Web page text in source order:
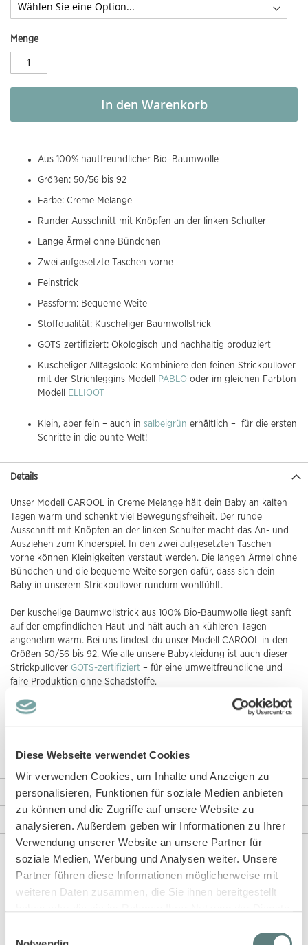
Diese Webseite verwendet Cookies
Wir verwenden Cookies, um Inhalte und Anzeigen zu
personalisieren, Funktionen für soziale Medien anbieten
zu können und die Zugriffe auf unsere Website zu
analysieren. Außerdem geben wir Informationen zu Ihrer
Verwendung unserer Website an unsere Partner für
soziale Medien, Werbung und Analysen weiter. Unsere
Partner führen diese Informationen möglicherweise mit
weiteren Daten zusammen, die Sie ihnen bereitgestellt
Menge
In den Warenkorb
Aus 100% hautfreundlicher Bio–Baumwolle
Größen: 50/56 bis 92
Farbe: Creme Melange
Runder Ausschnitt mit Knöpfen an der linken Schulter
Lange Ärmel ohne Bündchen
Zwei aufgesetzte Taschen vorne
Feinstrick
Passform: Bequeme Weite
Stoffqualität: Kuscheliger Baumwollstrick
GOTS zertifiziert: Ökologisch und nachhaltig produziert
Kuscheliger Alltagslook: Kombiniere den feinen Strickpullover
mit der Strichleggins Modell
PABLO oder im gleichen Farbton
Modell
ELLIOOT
Klein, aber fein – auch in salbeigrün erhältlich – für die ersten
Schritte in die bunte Welt!
Details
Unser Modell CAROOL in Creme Melange hält dein Baby an kalten
Tagen warm und schenkt viel Bewegungsfreiheit. Der runde
Ausschnitt mit Knöpfen an der linken Schulter macht das An- und
Ausziehen zum Kinderspiel. In den zwei aufgesetzten Taschen
vorne können Kleinigkeiten verstaut werden. Die langen Ärmel ohne
Bündchen und die bequeme Weite sorgen dafür, dass sich dein
Baby in unserem Strickpullover rundum wohlfühlt.
Der kuschelige Baumwollstrick aus 100% Bio-Baumwolle liegt sanft
auf der empfindlichen Haut und hält auch an kühleren Tagen
angenehm warm. Bei uns findest du unser Modell CAROOL in den
Größen 50/56 bis 92. Wie alle unsere Babykleidung ist auch dieser
Strickpullover GOTS-zertifiziert – für eine umweltfreundliche und
faire Produktion ohne Schadstoffe.
P.S.: Mit Modell Fuchs-oderEulen–
Rezensionen
Angaben zur Produktsicherheit
Diese Artikel könnten dir auch gefallen!